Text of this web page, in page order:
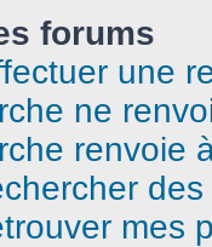
forums
une
ne
renvoie
mes